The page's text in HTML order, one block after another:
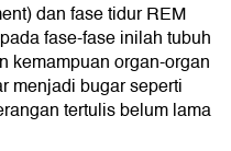
dan fase tidur REM
fase-fase inilah tubuh
kemampuan organ-organ
menjadi bugar seperti
tertulis belum lama